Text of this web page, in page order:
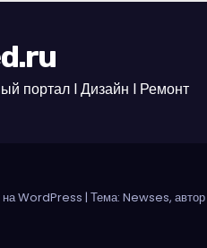
портал l Дизайн l Ремонт
на WordPress | Тема: Newses, автор